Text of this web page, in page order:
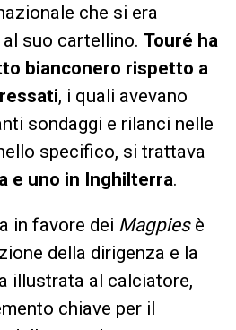
che si era
suo cartellino. Touré ha
bianconero rispetto a
, i quali avevano
sondaggi e rilanci nelle
specifico, si trattava
e uno in Inghilterra.
in favore dei Magpiesè
della dirigenza e la
illustrata al calciatore,
chiave per il